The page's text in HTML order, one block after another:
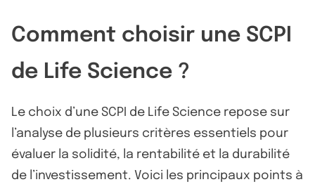
Comment choisir une SCPI
de Life Science ?
Le choix d’une SCPI de Life Science repose sur
l’analyse de plusieurs critères essentiels pour
évaluer la solidité, la rentabilité et la durabilité
de l’investissement. Voici les principaux points à